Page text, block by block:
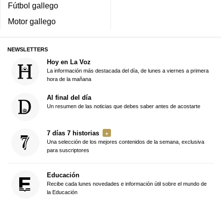
Fútbol gallego
Motor gallego
NEWSLETTERS
Hoy en La Voz
La información más destacada del día, de lunes a viernes a primera
hora de la mañana
Al final del día
Un resumen de las noticias que debes saber antes de acostarte
7 días 7 historias
Una selección de los mejores contenidos de la semana, exclusiva
para suscriptores
Educación
Recibe cada lunes novedades e información útil sobre el mundo de
la Educación